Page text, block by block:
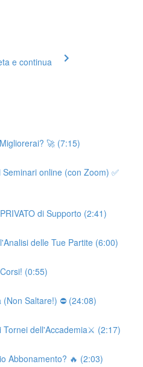
e continua
🚀 (7:15)
online (con Zoom) ✅
di Supporto (2:41)
delle Tue Partite (6:00)
(0:55)
Saltare!) ⛔ (24:08)
Tornei dell'Accademia⚔️ (2:17)
Abbonamento? 🔥 (2:03)